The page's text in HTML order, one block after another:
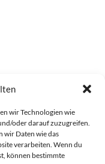
wir Technologien wie
oder darauf zuzugreifen.
wir Daten wie das
verarbeiten. Wenn du
können bestimmte